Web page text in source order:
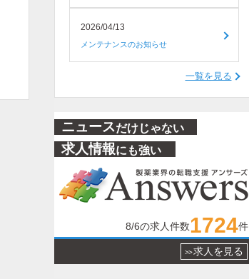
2026/04/13
メンテナンスのお知らせ
一覧を見る
ニュースだけじゃない
求人情報にも強い
8/6の求人件数1724件
>> 求人を見る